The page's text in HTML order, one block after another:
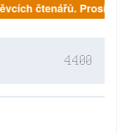
čtenářů.
4400